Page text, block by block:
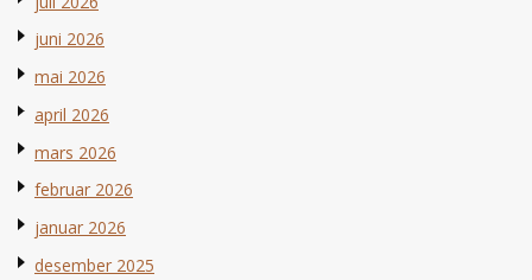
juni 2026
mai 2026
april 2026
mars 2026
februar 2026
januar 2026
desember 2025